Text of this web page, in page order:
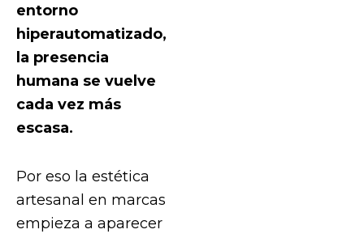
entorno
hiperautomatizado,
la presencia
humana se vuelve
cada vez más
escasa.
Por eso la estética
artesanal en marcas
empieza a aparecer